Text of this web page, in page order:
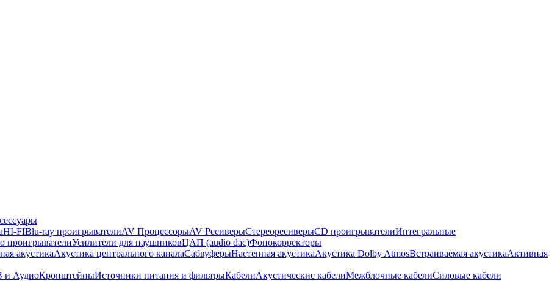
HI-FIBlu-ray проигрывателиAV ПроцессорыAV РесиверыСтереоресиверыCD проигрывателиИнтегральные
проигрывателиУсилители для наушниковЦАП (audio dac)Фонокорректоры
акустикаАкустика центрального каналаСабвуферыНастенная акустикаАкустика Dolby AtmosВстраиваемая акустикаАктивная
и АудиоКронштейныИсточники питания и фильтрыКабелиАкустические кабелиМежблочные кабелиСиловые кабели